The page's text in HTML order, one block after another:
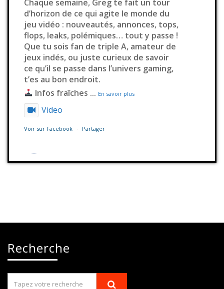
Chaque semaine, Greg te fait un tour
d’horizon de ce qui agite le monde du
jeu vidéo : nouveautés, annonces, tops,
flops, leaks, polémiques… tout y passe !
Que tu sois fan de triple A, amateur de
jeux indés, ou juste curieux de savoir
ce qu’il se passe dans l’univers gaming,
t’es au bon endroit.
Infos fraîches ... En savoir plus
Video
Voir sur Facebook · Partager
1 jour déjà
Si vous l'avez aperçu ou disposez de la
immédiatement l'ARPD. Merci de
partager massivement cette
chances de l
#disparition
Recherche